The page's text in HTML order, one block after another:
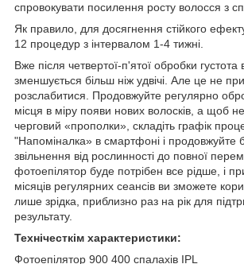
спровокувати посилення росту волосся з
Як правило, для досягнення стійкого
12 процедур з інтервалом 1-4 тижні.
Вже після четвертої-п'ятої обробки густота
зменшується більш ніж удвічі. Але це не
розслабитися. Продовжуйте регулярно
місця в міру появи нових волосків, а щоб
черговий «прополки», складіть графік
"Напоміналка» в смартфоні і продовжуйте
звільнення від рослинності до повної
фотоепілятор буде потрібен все рідше, і
місяців регулярних сеансів ви зможете
лише зрідка, приблизно раз на рік для
результату.
Технічесткім характеристики:
Фотоепілятор 900 400 спалахів IPL